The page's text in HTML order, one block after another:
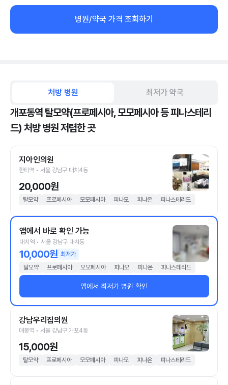
병원/약국 가격 조회하기
처방 병원 최저가 약국
개포동역 탈모약(프로페시아, 모모페시아 등 피나스테리
드) 처방 병원 저렴한 곳
지아인의원
한티역 • 서울 강남구 대치4동
20,000원
탈모약 프로페시아 모모페시아 피나모 피나온 피나스테리드
앱에서 바로 확인 가능
대치역 • 서울 강남구 대치동
10,000원 최저가
탈모약
프로페시아 모모페시아 피나모 피나온 피나스테리드
앱에서 최저가 병원 확인
강남우리집의원
매봉역 • 서울 강남구 개포4동
15,000원
탈모약 프로페시아 모모페시아 피나모 피나온 피나스테리드